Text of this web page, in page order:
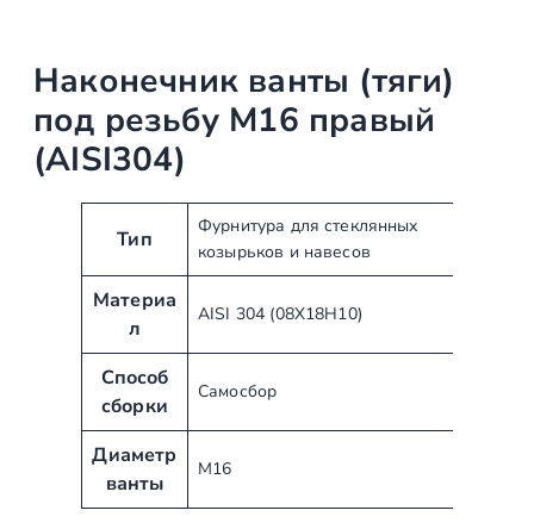
Наконечник ванты (тяги)
под резьбу М16 правый
(AISI304)
р
и
у
т
ы
З
а
ч
е
н
и
е
Тип
Фурнитура для стеклянных
козырьков и навесов
Материа
л
AISI 304 (08Х18Н10)
Способ
сборки
Самосбор
Диаметр
ванты
М16